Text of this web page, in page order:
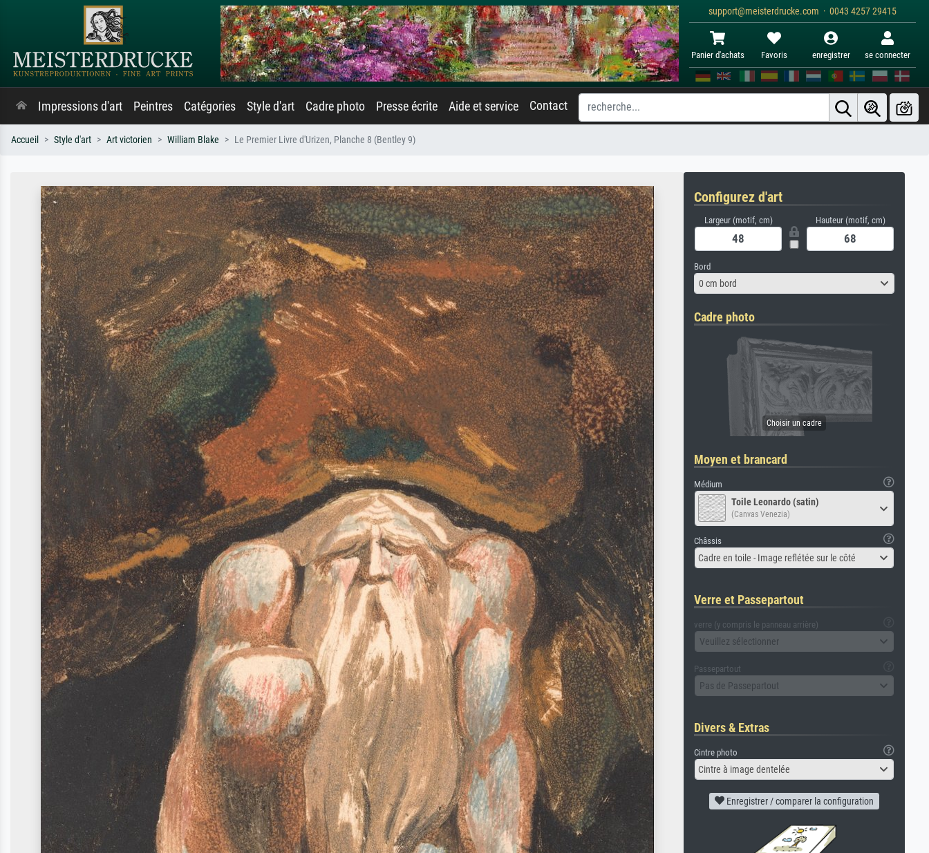
support@meisterdrucke.com · 0043 4257 29415
Panier d'achats Favoris enregistrer se connecter
Impressions d'art Peintres Catégories Style d'art Cadre photo Presse écrite Aide et service Contact
Accueil Style d'art Art victorien William Blake Le Premier Livre d'Urizen, Planche 8 (Bentley 9)
Configurez d'art
Largeur (motif, cm) Hauteur (motif, cm)
Bord
0 cm bord
Cadre photo
Moyen et brancard
Médium
Toile Leonardo (satin)
(Canvas Venezia)
Châssis
Cadre en toile - Image reflétée sur le côté
Verre et Passepartout
verre (y compris le panneau arrière)
Veuillez sélectionner
Passepartout
Pas de Passepartout
Divers & Extras
Cintre photo
Cintre à image dentelée
Enregistrer / comparer la configuration